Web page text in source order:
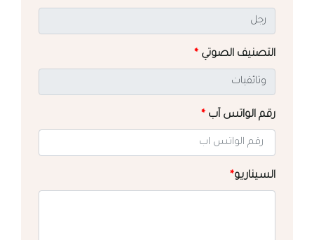
التصنيف الصوتي *
رقم الواتس آب *
السيناريو*